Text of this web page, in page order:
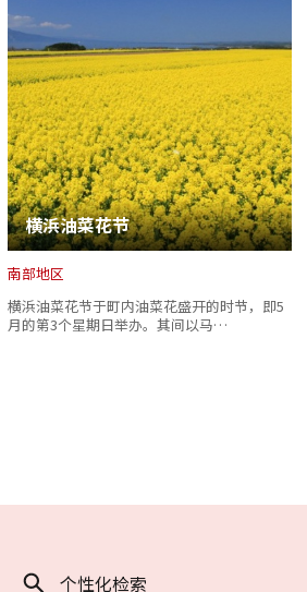
横浜油菜花节
南部地区
横浜油菜花节于町内油菜花盛开的时节，即5
月的第3个星期日举办。其间以马…
个性化检索